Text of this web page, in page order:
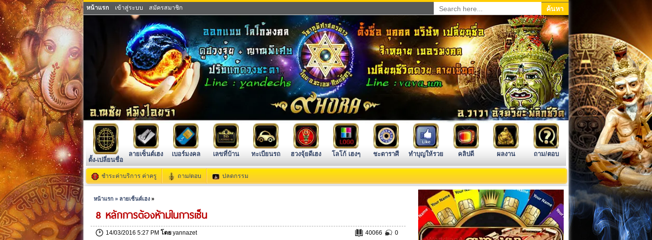
หน้าแรก เข้าสู่ระบบ สมัครสมาชิก
ตั้ง-เปลี่ยนชื่อ
ลายเซ็นต์เฮง เบอร์มงคล เลขที่บ้าน ทะเบียนรถ ฮวงจุ้ยดีเฮง โลโก้ เฮงๆ ชะตาราศี ทำบุญให้รวย คลิปดี ผลงาน ถาม/ตอบ
ชำระค่าบริการ ค่าครู ถาม/ตอบ ปลดกรรม
หน้าแรก » ลายเซ็นต์เฮง »
8 หลักการต้องห้ามในการเซ็น
14/03/2016 5:27 PM โดย yannazet 0
40066